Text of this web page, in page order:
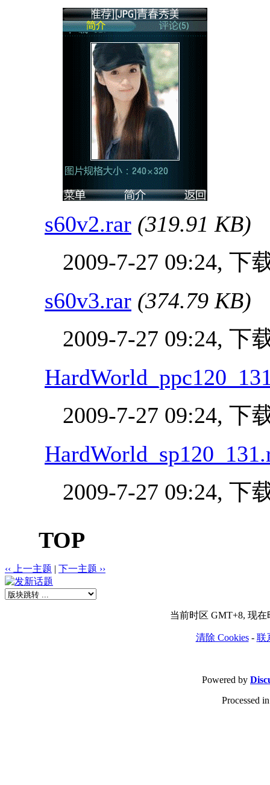
s60v2.rar (319.91 KB)
2009-7-27 09:24, 下
s60v3.rar (374.79 KB)
2009-7-27 09:24, 下
2009-7-27 09:24, 下
2009-7-27 09:24, 下
TOP
‹‹ 上一主题 | 下一主题 ››
当前时区 GMT+8, 现在
清除 Cookies- 联
Powered by
Processed